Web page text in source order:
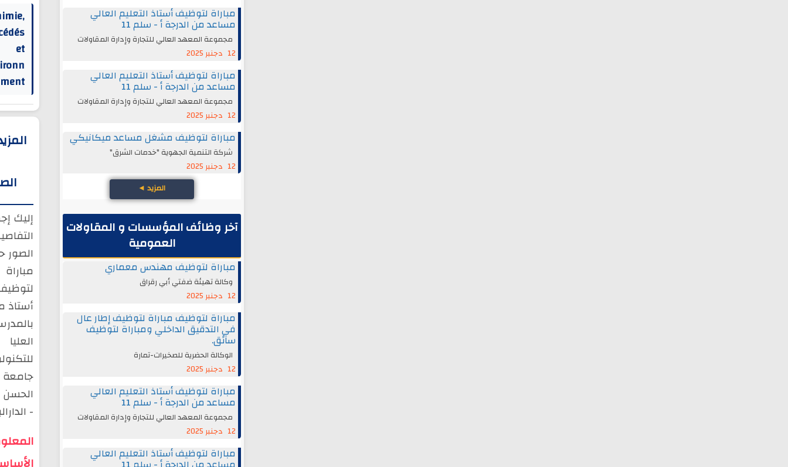
et
إليك
الصور
مباراة
أستاذ
العليا
جامعة
الحسن
-
مباراة لتوظيف أستاذ التعليم العالي
مساعد من الدرجة أ - سلم 11
مجموعة المعهد العالي للتجارة وإدارة المقاولات
12 دجنبر 2025
مباراة لتوظيف أستاذ التعليم العالي
مساعد من الدرجة أ - سلم 11
مجموعة المعهد العالي للتجارة وإدارة المقاولات
12 دجنبر 2025
مباراة لتوظيف مشغل مساعد ميكانيكي
شركة التنمية الجهوية "خدمات الشرق"
12 دجنبر 2025
المزيد ◄
آخر وظائف المؤسسات و المقاولات
العمومية
مباراة لتوظيف مهندس معماري
وكالة تهيئة ضفتي أبي رقراق
12 دجنبر 2025
مباراة لتوظيف مباراة لتوظيف إطار عال
في التدقيق الداخلي ومباراة لتوظيف
سائق.
الوكالة الحضرية للصخيرات-تمارة
12 دجنبر 2025
مباراة لتوظيف أستاذ التعليم العالي
مساعد من الدرجة أ - سلم 11
مجموعة المعهد العالي للتجارة وإدارة المقاولات
12 دجنبر 2025
مباراة لتوظيف أستاذ التعليم العالي